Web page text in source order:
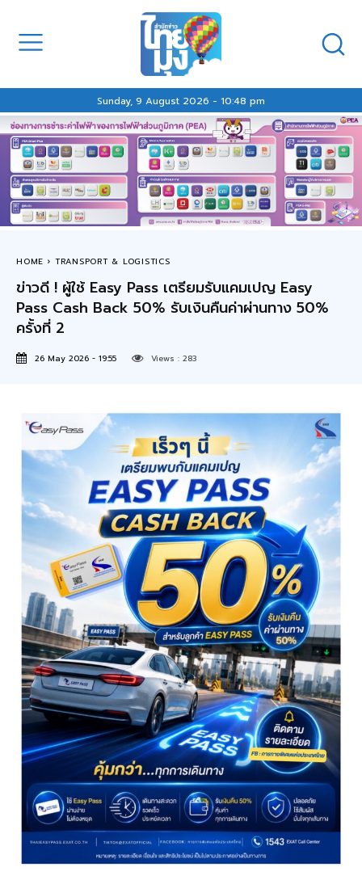
Sunday, 9 August 2026 - 10:48 pm
HOME TRANSPORT & LOGISTICS
ข่าวดี ! ผู้ใช้ Easy Pass เตรียมรับแคมเปญ Easy
Pass Cash Back 50% รับเงินคืนค่าผ่านทาง 50%
ครั้งที่ 2
26 May 2026 - 19:55 Views : 283